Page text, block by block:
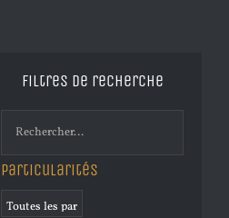
Filtres de recherche
Particularités